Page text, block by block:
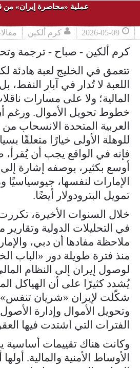
عملية «محاصرة إيران» من
2026-05-09 كرم ألكين
كرم ألكين - صباح - ترجمة
تتعمق في الخليج لعبة هادئة
اللعبة لا تُدار في آبار
المالية؛ ولا على مسارات
خطوط تحويل الأموال. ورغم
العربية المتحدة الانسحاب
للوهلة الأولى خيارًا متعلقًا
فإنه في الواقع يجب أن
أوسع بكثير، بوصفه إشارة
الإمارات لنفسها،
تمويل البترودولار أيضًا.
خلال السنوات الأخيرة،
في التحليلات الدولية وتقارير
ملاحظة مفادها أن دبي،
منذ فترة طويلة دور «الباب
لوصول إيران إلى النظام
يُشدد كثيرًا على أن الهياكل
شكّلت لإيران «شريان
وتحويل الأموال وإدارة
الفترات التي اشتدت فيها
وكانت هناك تقييمات أساسية
الأوساط الأمنية والمالية.